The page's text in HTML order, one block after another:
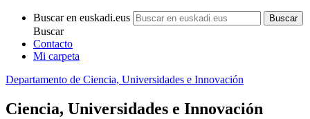
Buscar en euskadi.eus
Buscar
Contacto
Mi carpeta
Departamento de Ciencia, Universidades e Innovación
Ciencia, Universidades e Innovación